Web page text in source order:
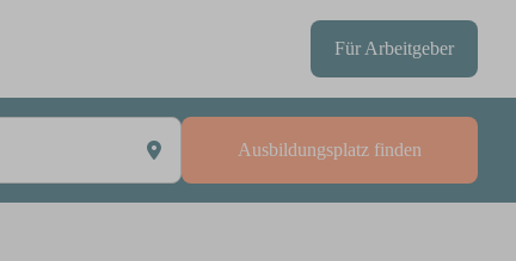
Für Arbeitgeber
Ausbildungsplatz finden